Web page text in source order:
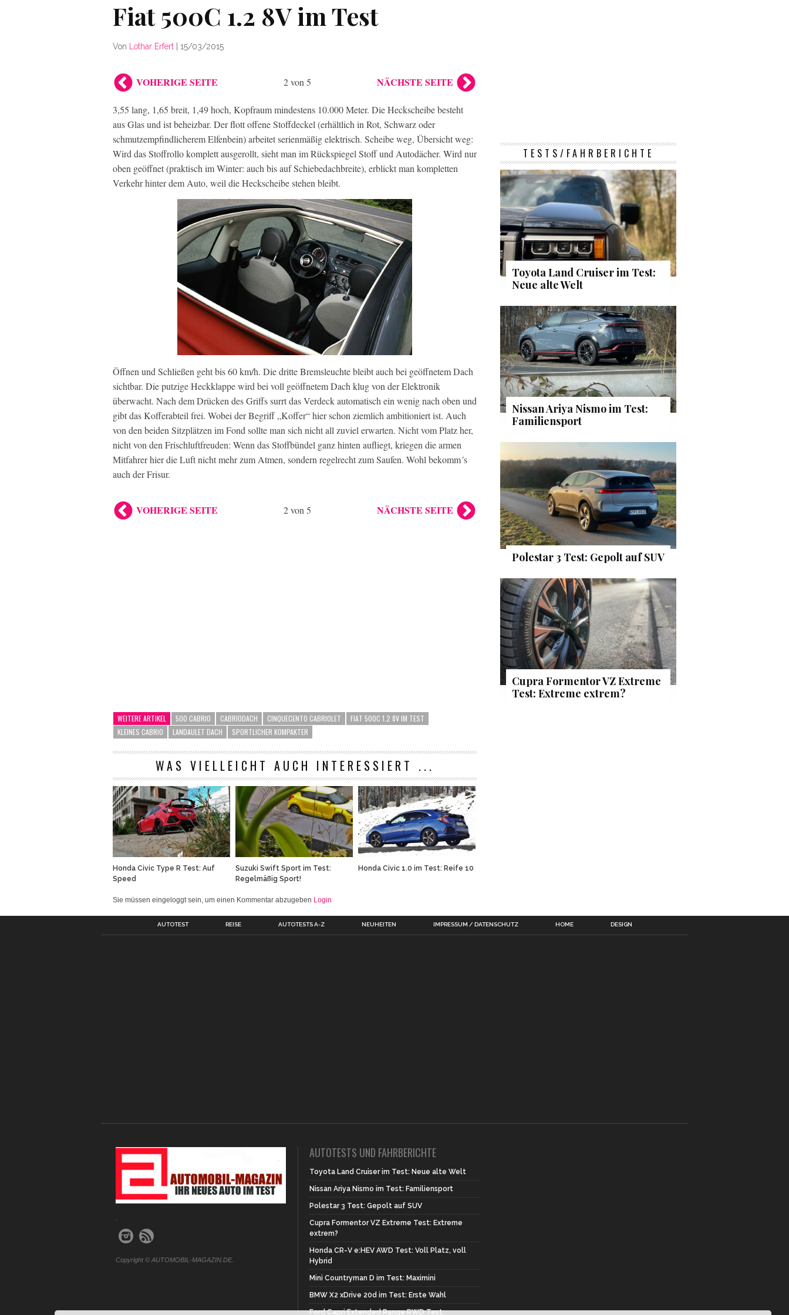
Fiat 500C 1.2 8V im Test
Von Lothar Erfert 15/03/2015
VOHERIGE SEITE 2 von 5 NÄCHSTE SEITE
3,55 lang, 1,65 breit, 1,49 hoch, Kopfraum mindestens 10.000 Meter. Die Heckscheibe besteht
aus Glas und ist beheizbar. Der flott offene Stoffdeckel (erhältlich in Rot, Schwarz oder
schmutzempfindlicherem Elfenbein) arbeitet serienmäßig elektrisch. Scheibe weg, Übersicht weg:
Wird das Stoffrollo komplett ausgerollt, sieht man im Rückspiegel Stoff und Autodächer. Wird nur
oben geöffnet (praktisch im Winter: auch bis auf Schiebedachbreite), erblickt man kompletten
Verkehr hinter dem Auto, weil die Heckscheibe stehen bleibt.
Öffnen und Schließen geht bis 60 km/h. Die dritte Bremsleuchte bleibt auch bei geöffnetem Dach
sichtbar. Die putzige Heckklappe wird bei voll geöffnetem Dach klug von der Elektronik
überwacht. Nach dem Drücken des Griffs surrt das Verdeck automatisch ein wenig nach oben und
gibt das Kofferabteil frei. Wobei der Begriff „Koffer“ hier schon ziemlich ambitioniert ist. Auch
von den beiden Sitzplätzen im Fond sollte man sich nicht all zuviel erwarten. Nicht vom Platz her,
nicht von den Frischluftfreuden: Wenn das Stoffbündel ganz hinten aufliegt, kriegen die armen
Mitfahrer hier die Luft nicht mehr zum Atmen, sondern regelrecht zum Saufen. Wohl bekomm´s
auch der Frisur.
VOHERIGE SEITE 2 von 5 NÄCHSTE SEITE
WEITERE ARTIKEL 500 CABRIO CABRIODACH CINQUECENTO CABRIOLET
FIAT 500C 1.2 8V IM TEST
KLEINES CABRIO
LANDAULET DACH SPORTLICHER KOMPAKTER
WAS VIELLEICHT AUCH INTERESSIERT ...
Honda Civic Type R Test: Auf
Speed
Suzuki Swift Sport im Test:
Regelmäßig Sport!
Honda Civic 1.0 im Test: Reife 10
Sie müssen eingeloggt sein, um einen Kommentar abzugeben Login
TESTS/FAHRBERICHTE
Toyota Land Cruiser im Test:
Neue alte Welt
Nissan Ariya Nismo im Test:
Familiensport
Polestar 3 Test: Gepolt auf SUV
Cupra Formentor VZ Extreme
Test: Extreme extrem?
AUTOTEST REISE AUTOTESTS A-Z NEUHEITEN IMPRESSUM / DATENSCHUTZ HOME DESIGN
.
Copyright © AUTOMOBIL-MAGAZIN.DE.
AUTOTESTS UND FAHRBERICHTE
Toyota Land Cruiser im Test: Neue alte Welt
Nissan Ariya Nismo im Test: Familiensport
Polestar 3 Test: Gepolt auf SUV
Cupra Formentor VZ Extreme Test: Extreme
extrem?
Honda CR-V e:HEV AWD Test: Voll Platz, voll
Hybrid
Mini Countryman D im Test: Maximini
BMW X2 xDrive 20d im Test: Erste Wahl
Ford Capri Extended Range RWD Test: